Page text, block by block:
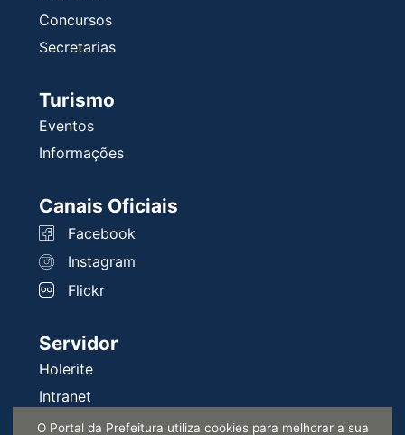
Concursos
Secretarias
Turismo
Eventos
Informações
Canais Oficiais
Facebook
Instagram
Flickr
Servidor
Holerite
Intranet
Requisições
O Portal da Prefeitura utiliza cookies para melhorar a sua